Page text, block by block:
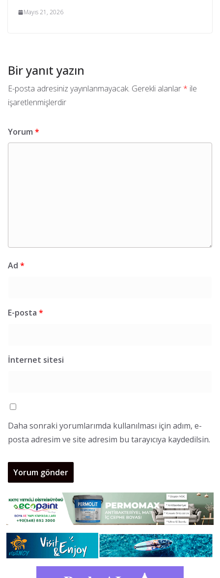
Mayıs 21, 2026
Bir yanıt yazın
E-posta adresiniz yayınlanmayacak. Gerekli alanlar * ile
işaretlenmişlerdir
Yorum *
Ad *
E-posta *
İnternet sitesi
Daha sonraki yorumlarımda kullanılması için adım, e-
posta adresim ve site adresim bu tarayıcıya kaydedilsin.